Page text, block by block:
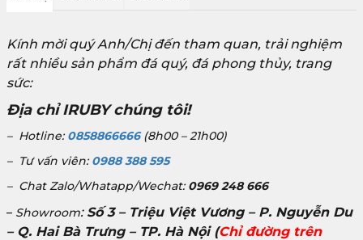
Kính mời quý Anh/Chị đến tham quan, trải nghiệm
rất nhiều sản phẩm đá quý, đá phong thủy, trang
sức:
Địa chỉ IRUBY chúng tôi!
– Hotline: 0858866666(8h00 – 21h00)
– Tư vấn viên: 0988 388 595
– Chat Zalo/Whatapp/Wechat: 0969 248 666
– Showroom: Số 3 – Triệu Việt Vương – P. Nguyễn Du
– Q. Hai Bà Trưng – TP. Hà Nội(Chỉ đường trên